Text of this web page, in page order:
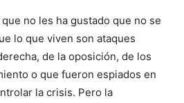
no les ha gustado que no se
lo que viven son ataques
de la oposición, de los
o que fueron espiados en
la crisis. Pero la